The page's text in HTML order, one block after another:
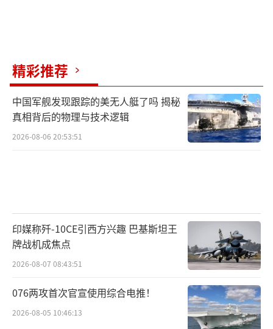
精彩推荐
中国军舰发现跟踪的美无人艇了吗 揭秘
真相背后的物理与技术逻辑
2026-08-06 20:53:51
印媒称歼-10CE引西方兴趣 巴基斯坦王
牌战机成焦点
2026-08-07 08:43:51
076两攻首次官宣使用综合电推！
2026-08-05 10:46:13